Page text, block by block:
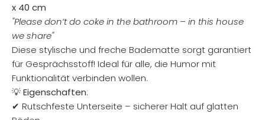
x 40 cm
"Please don’t do coke in the bathroom – in this house
we share"
Diese stylische und freche Badematte sorgt garantiert
für Gesprächsstoff! Ideal für alle, die Humor mit
Funktionalität verbinden wollen.
💡Eigenschaften:
✔ Rutschfeste Unterseite – sicherer Halt auf glatten